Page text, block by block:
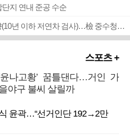
지 연내 준공 수순
■ 검사 신분 버리고 직급하향(10년 이하 저연차 검사)…檢 중수청행 기피
스포츠 +
윤나고황’ 꿈틀댄다…거인 가
야구 불씨 살릴까
윤곽…“선거인단 192→2만